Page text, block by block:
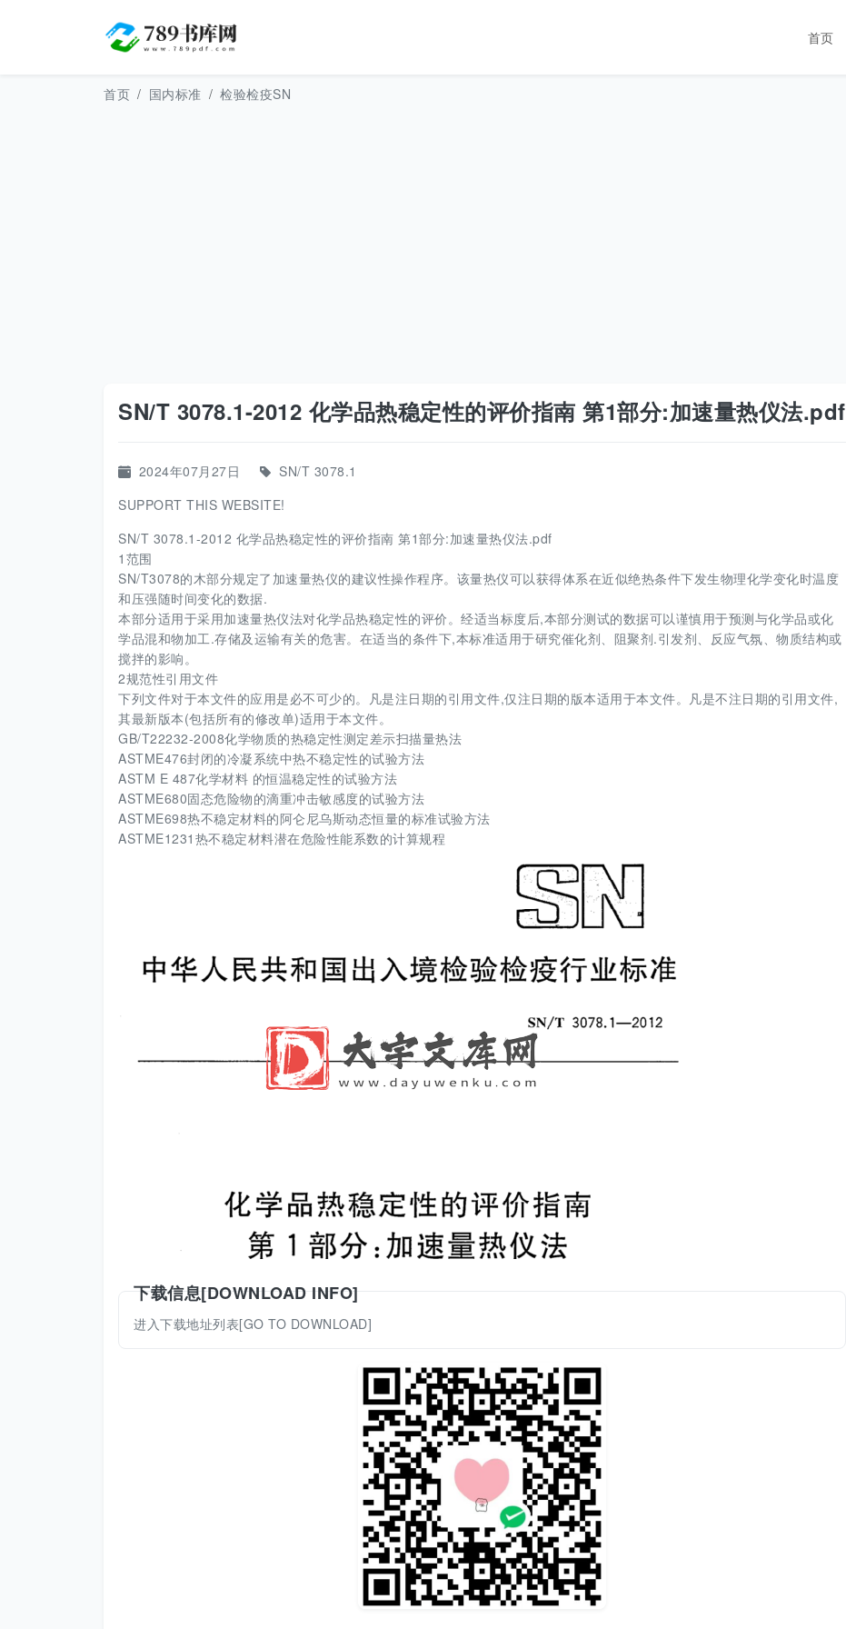
首页
首页 国内标准 检验检疫SN
SN/T 3078.1-2012 化学品热稳定性的评价指南 第1部分:加速量热仪法.pdf
2024年07月27日
SN/T 3078.1
SUPPORT THIS WEBSITE!
SN/T 3078.1-2012 化学品热稳定性的评价指南 第1部分:加速量热仪法.pdf
1范围
SN/T3078的木部分规定了加速量热仪的建议性操作程序。该量热仪可以获得体系在近似绝热条件下发生物理化学变化时温度
和压强随时间变化的数据.
本部分适用于采用加速量热仪法对化学品热稳定性的评价。经适当标度后,本部分测试的数据可以谨慎用于预测与化学品或化
学品混和物加工.存储及运输有关的危害。在适当的条件下,本标准适用于研究催化剂、阻聚剂.引发剂、反应气氛、物质结构或
搅拌的影响。
2规范性引用文件
下列文件对于本文件的应用是必不可少的。凡是注日期的引用文件,仅注日期的版本适用于本文件。凡是不注日期的引用文件,
其最新版本(包括所有的修改单)适用于本文件。
GB/T22232-2008化学物质的热稳定性测定差示扫描量热法
ASTME476封闭的冷凝系统中热不稳定性的试验方法
ASTM E 487化学材料 的恒温稳定性的试验方法
ASTME680固态危险物的滴重冲击敏感度的试验方法
ASTME698热不稳定材料的阿仑尼乌斯动态恒量的标准试验方法
ASTME1231热不稳定材料潜在危险性能系数的计算规程
下载信息[DOWNLOAD INFO]
进入下载地址列表[GO TO DOWNLOAD]